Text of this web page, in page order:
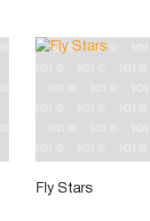
Fly Stars